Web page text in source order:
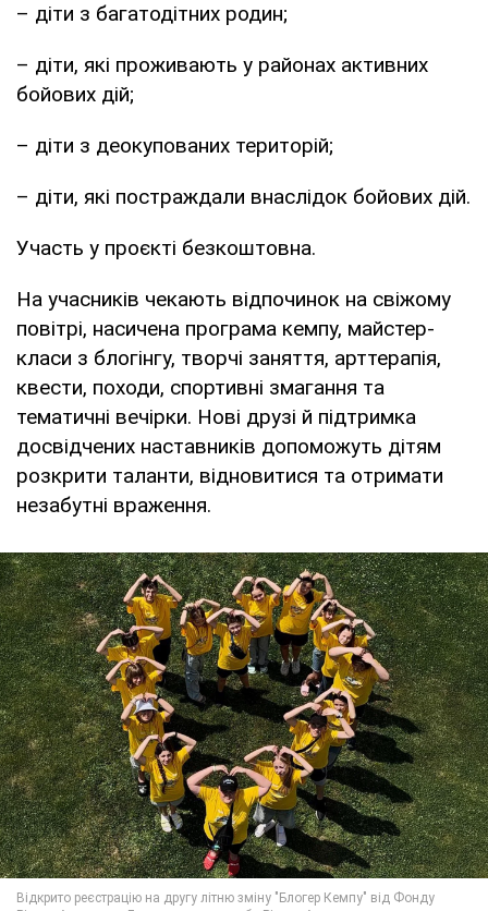
– діти з багатодітних родин;
– діти, які проживають у районах активних
бойових дій;
– діти з деокупованих територій;
– діти, які постраждали внаслідок бойових дій.
Участь у проєкті безкоштовна.
На учасників чекають відпочинок на свіжому
повітрі, насичена програма кемпу, майстер-
класи з блогінгу, творчі заняття, арттерапія,
квести, походи, спортивні змагання та
тематичні вечірки. Нові друзі й підтримка
досвідчених наставників допоможуть дітям
розкрити таланти, відновитися та отримати
незабутні враження.